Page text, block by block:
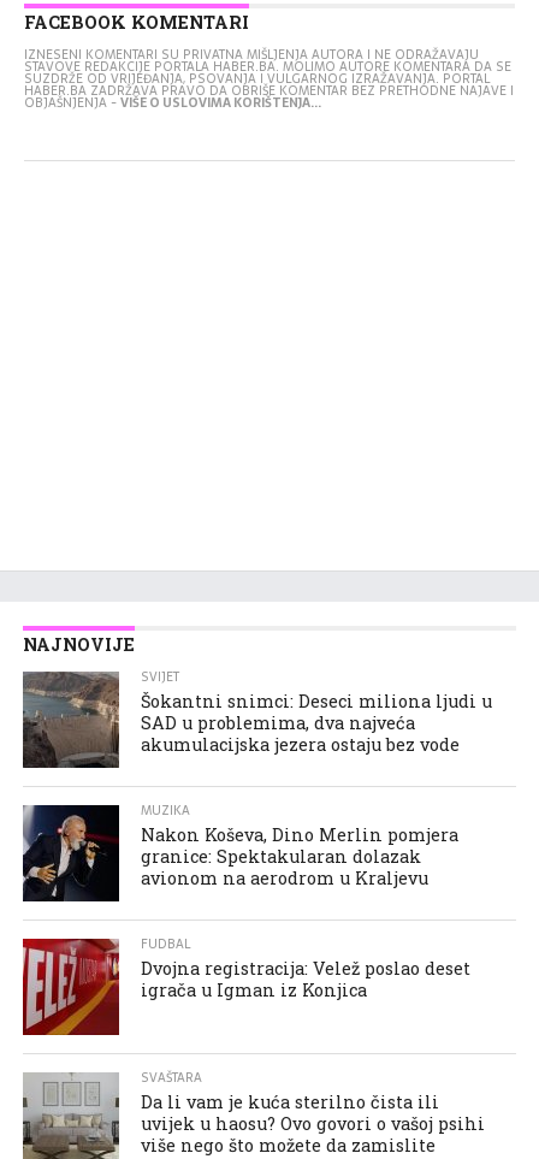
FACEBOOK KOMENTARI
IZNESENI KOMENTARI SU PRIVATNA MIŠLJENJA AUTORA I NE ODRAŽAVAJU
STAVOVE REDAKCIJE PORTALA HABER.BA. MOLIMO AUTORE KOMENTARA DA SE
SUZDRŽE OD VRIJEĐANJA, PSOVANJA I VULGARNOG IZRAŽAVANJA. PORTAL
HABER.BA ZADRŽAVA PRAVO DA OBRIŠE KOMENTAR BEZ PRETHODNE NAJAVE I
OBJAŠNJENJA -VIŠE O USLOVIMA KORIŠTENJA...
NAJNOVIJE
SVIJET
Šokantni snimci: Deseci miliona ljudi u
SAD u problemima, dva najveća
akumulacijska jezera ostaju bez vode
MUZIKA
Nakon Koševa, Dino Merlin pomjera
granice: Spektakularan dolazak
avionom na aerodrom u Kraljevu
FUDBAL
Dvojna registracija: Velež poslao deset
igrača u Igman iz Konjica
SVAŠTARA
Da li vam je kuća sterilno čista ili
uvijek u haosu? Ovo govori o vašoj psihi
više nego što možete da zamislite